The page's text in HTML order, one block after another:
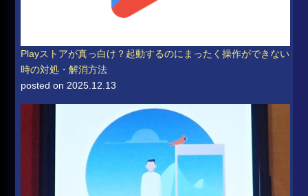
Playストアが真っ白け？起動するのにまったく操作ができない
時の対処・解消方法
posted on 2025.12.13